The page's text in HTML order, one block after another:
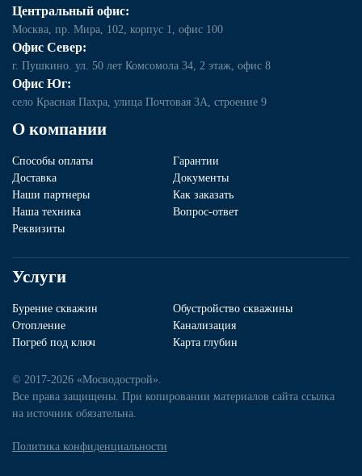
О компании
Способы оплаты
Гарантии
Доставка
Документы
Наши партнеры
Как заказать
Наша техника
Вопрос-ответ
Реквизиты
Услуги
Бурение скважин
Обустройство скважины
Отопление
Канализация
Погреб под ключ
Карта глубин
Центральный офис:
Москва, пр. Мира, 102, корпус 1, офис 100
Офис Север:
г. Пушкино. ул. 50 лет Комсомола 34, 2 этаж, офис 8
Офис Юг:
село Красная Пахра, улица Почтовая 3А, строение 9
© 2017-2026 «Мосводострой».
Все права защищены. При копировании материалов сайта ссылка
на источник обязательна.
Политика конфиденциальности